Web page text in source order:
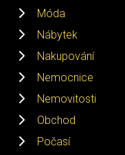
Móda
Nábytek
Nakupování
Nemocnice
Nemovitosti
Obchod
Počasí